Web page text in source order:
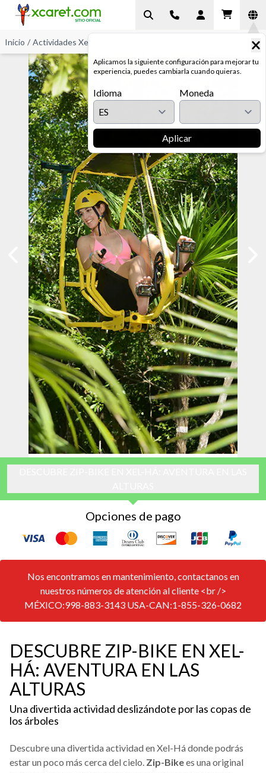
Aplicamos la siguiente configuración para mejorar tu
experiencia, puedes cambiarla cuando quieras.
Idioma Moneda
Aplicar
Inicio / Actividades Xel-Há
Opciones de pago
Nos encontramos en mantenimiento, contactanos en
nuestros números de atención al cliente <br />
MÉXICO:998-883-3143 USA-CAN:1-855-326-0682
DESCUBRE ZIP-BIKE EN XEL-
HÁ: AVENTURA EN LAS
ALTURAS
Una divertida actividad deslizándote por las copas de
los árboles
Descubre una divertida actividad en Xel-Há donde podrás
estar un poco más cerca del cielo. Zip-Bikees una original